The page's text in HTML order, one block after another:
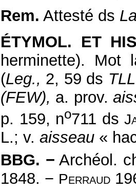
Rem. Attesté ds
ÉTYMOL. ET
herminette). Mot
(Leg., 2, 59 ds
(FEW), a. prov.
p. 159, no711 ds
L.; v. aisseau «
BBG. − Archéol.
1848. − Perraud